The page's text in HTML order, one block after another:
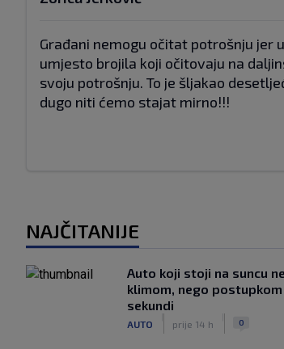
Građani nemogu očitat potrošnju jer
umjesto brojila koji očitovaju na
svoju potrošnju. To je šljakao
dugo niti ćemo stajat mirno!!!
NAJČITANIJE
Auto koji stoji na suncu
klimom, nego
sekundi
AUTO prije 14 h 0